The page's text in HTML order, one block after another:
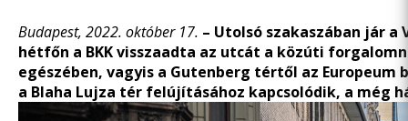
Budapest, 2022. október 17. – Utolsó szakaszában jár
hétfőn a BKK visszaadta az utcát a közúti
egészében, vagyis a Gutenberg tértől az
a Blaha Lujza tér felújításához kapcsolódik, a még